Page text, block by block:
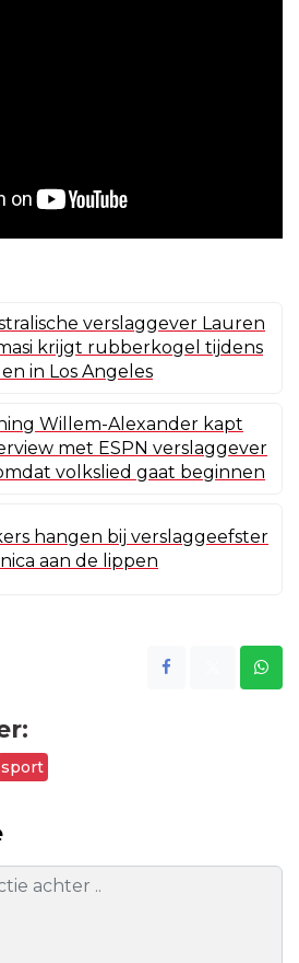
verslaggever Lauren
krijgt rubberkogel tijdens
in Los Angeles
Willem-Alexander kapt
met ESPN verslaggever
volkslied gaat beginnen
hangen bij verslaggeefster
aan de lippen
sport